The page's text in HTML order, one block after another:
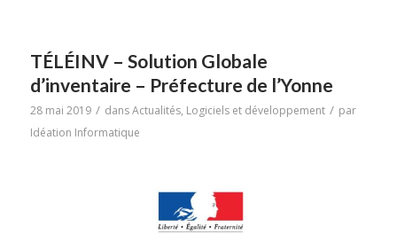
TÉLÉINV – Solution Globale
d’inventaire – Préfecture de l’Yonne
28 mai 2019 / dansActualités, Logiciels et développement / par
Idéation Informatique